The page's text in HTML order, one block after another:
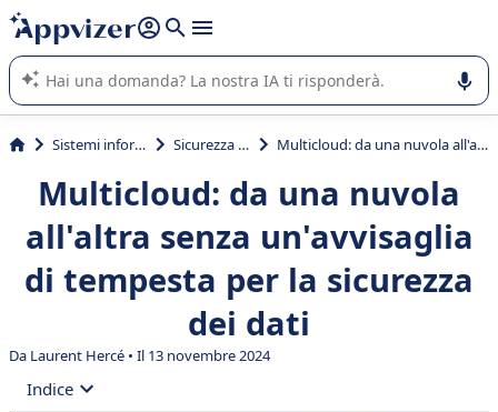
righe con
shift + enter
L'IA di Appvizer vi guida nell'utilizzo o nella scelta di un
software SaaS per la vostra azienda.
Sistemi informativi Sicurezza cloud Multicloud: da una nuvola all'altra senza un'avvisaglia di tempesta per la sicurezza dei dati
Multicloud: da una nuvola
all'altra senza un'avvisaglia
di tempesta per la sicurezza
dei dati
Da Laurent Hercé • Il 13 novembre 2024
Indice